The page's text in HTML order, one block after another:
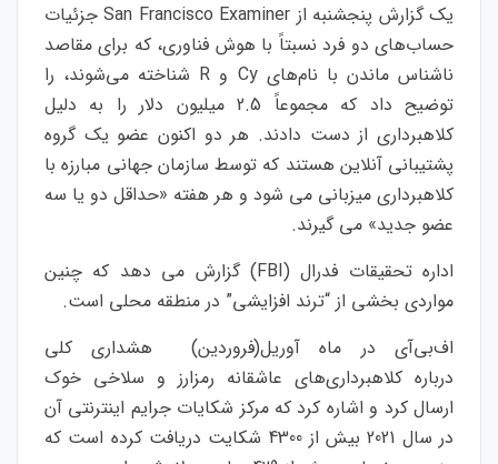
یک گزارش پنجشنبه از San Francisco Examiner جزئیات
حساب‌های دو فرد نسبتاً با هوش فناوری، که برای مقاصد
ناشناس ماندن با نام‌های Cy و R شناخته می‌شوند، را
توضیح داد که مجموعاً 2.5 میلیون دلار را به دلیل
کلاهبرداری از دست دادند. هر دو اکنون عضو یک گروه
پشتیبانی آنلاین هستند که توسط سازمان جهانی مبارزه با
کلاهبرداری میزبانی می شود و هر هفته «حداقل دو یا سه
عضو جدید» می گیرند.
اداره تحقیقات فدرال (FBI) گزارش می دهد که چنین
مواردی بخشی از “ترند افزایشی” در منطقه محلی است.
اف‌بی‌آی در ماه آوریل(فروردین) هشداری کلی
درباره کلاهبرداری‌های عاشقانه رمزارز و سلاخی خوک
ارسال کرد و اشاره کرد که مرکز شکایات جرایم اینترنتی آن
در سال 2021 بیش از 4300 شکایت دریافت کرده است که